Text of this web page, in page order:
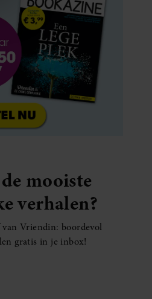
mooiste
verhalen?
Vriendin: boordevol
gratis in je inbox!